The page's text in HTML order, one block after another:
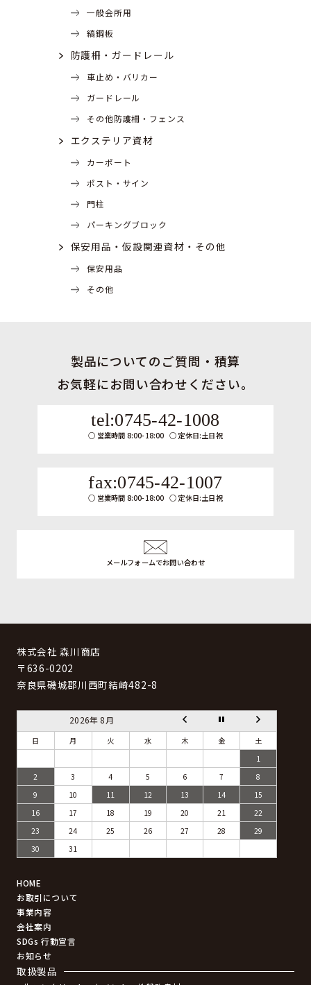
一般会所用
縞鋼板
防護柵・ガードレール
車止め・バリカー
ガードレール
その他防護柵・フェンス
エクステリア資材
カーポート
ポスト・サイン
門柱
パーキングブロック
保安用品・仮設関連資材・その他
保安用品
その他
製品についてのご質問・積算
お気軽にお問い合わせください。
tel:0745-42-1008
営業時間 8:00-18:00 定休日:土日祝
fax:0745-42-1007
営業時間 8:00-18:00 定休日:土日祝
メールフォームでお問い合わせ
株式会社 森川商店
〒636-0202
奈良県磯城郡川西町結崎482-8
2026年 8月
日 月 火 水 木 金
土
1
2
3 4 5 6 7
8
9
10 11 12 13 14
15
16
17 18 19 20 21
22
23
24 25 26 27 28
29
30
31
HOME
お取引について
事業内容
会社案内
SDGs 行動宣言
お知らせ
取扱製品